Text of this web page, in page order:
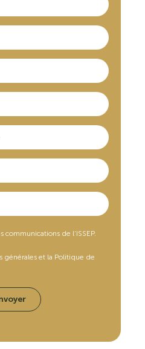
communications de l’ISSEP.
générales et la Politique de